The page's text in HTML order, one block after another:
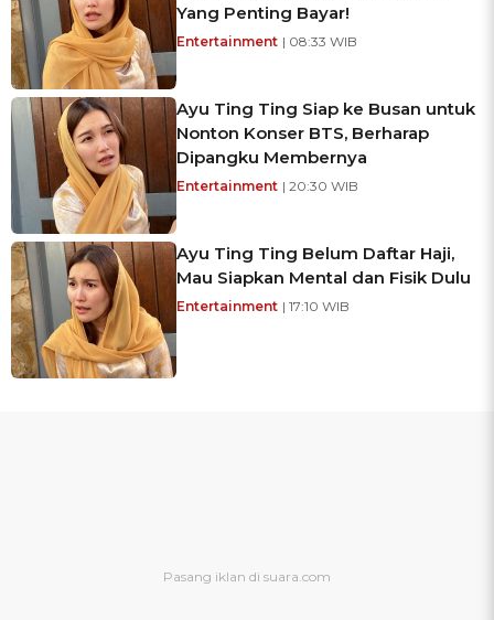
Yang Penting Bayar!
Entertainment | 08:33 WIB
Ayu Ting Ting Siap ke Busan untuk
Nonton Konser BTS, Berharap
Dipangku Membernya
Entertainment | 20:30 WIB
Ayu Ting Ting Belum Daftar Haji,
Mau Siapkan Mental dan Fisik Dulu
Entertainment | 17:10 WIB